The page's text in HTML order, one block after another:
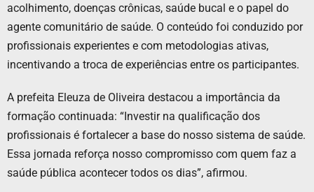
acolhimento, doenças crônicas, saúde bucal e o papel do
agente comunitário de saúde. O conteúdo foi conduzido por
profissionais experientes e com metodologias ativas,
incentivando a troca de experiências entre os participantes.
A prefeita Eleuza de Oliveira destacou a importância da
formação continuada: “Investir na qualificação dos
profissionais é fortalecer a base do nosso sistema de saúde.
Essa jornada reforça nosso compromisso com quem faz a
saúde pública acontecer todos os dias”, afirmou.